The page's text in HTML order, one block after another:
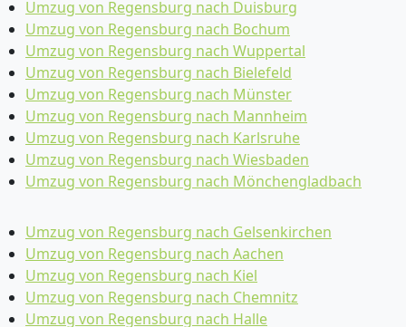
Umzug von Regensburg nach Duisburg
Umzug von Regensburg nach Bochum
Umzug von Regensburg nach Wuppertal
Umzug von Regensburg nach Bielefeld
Umzug von Regensburg nach Münster
Umzug von Regensburg nach Mannheim
Umzug von Regensburg nach Karlsruhe
Umzug von Regensburg nach Wiesbaden
Umzug von Regensburg nach Mönchen­gladbach
Umzug von Regensburg nach Gelsenkirchen
Umzug von Regensburg nach Aachen
Umzug von Regensburg nach Kiel
Umzug von Regensburg nach Chemnitz
Umzug von Regensburg nach Halle